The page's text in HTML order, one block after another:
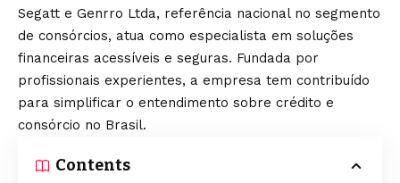
Segatt e Genrro Ltda, referência nacional no segmento
de consórcios, atua como especialista em soluções
financeiras acessíveis e seguras. Fundada por
profissionais experientes, a empresa tem contribuído
para simplificar o entendimento sobre crédito e
consórcio no Brasil.
Contents